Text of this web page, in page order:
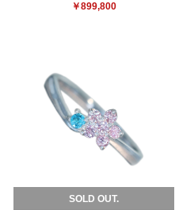
￥899,800
SOLD OUT.